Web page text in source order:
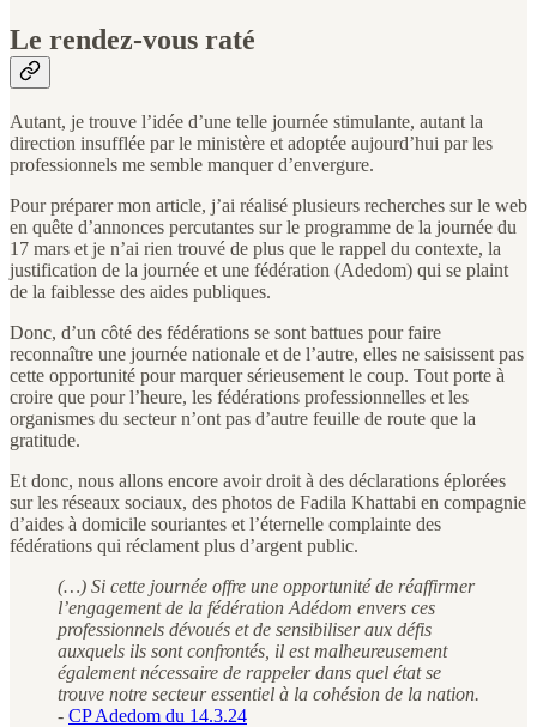
Le rendez-vous raté
Autant, je trouve l’idée d’une telle journée stimulante, autant la
direction insufflée par le ministère et adoptée aujourd’hui par les
professionnels me semble manquer d’envergure.
Pour préparer mon article, j’ai réalisé plusieurs recherches sur le web
en quête d’annonces percutantes sur le programme de la journée du
17 mars et je n’ai rien trouvé de plus que le rappel du contexte, la
justification de la journée et une fédération (Adedom) qui se plaint
de la faiblesse des aides publiques.
Donc, d’un côté des fédérations se sont battues pour faire
reconnaître une journée nationale et de l’autre, elles ne saisissent pas
cette opportunité pour marquer sérieusement le coup. Tout porte à
croire que pour l’heure, les fédérations professionnelles et les
organismes du secteur n’ont pas d’autre feuille de route que la
gratitude.
Et donc, nous allons encore avoir droit à des déclarations éplorées
sur les réseaux sociaux, des photos de Fadila Khattabi en compagnie
d’aides à domicile souriantes et l’éternelle complainte des
fédérations qui réclament plus d’argent public.
(…) Si cette journée offre une opportunité de réaffirmer
l’engagement de la fédération Adédom envers ces
professionnels dévoués et de sensibiliser aux défis
auxquels ils sont confrontés, il est malheureusement
également nécessaire de rappeler dans quel état se
trouve notre secteur essentiel à la cohésion de la nation.
- CP Adedom du 14.3.24